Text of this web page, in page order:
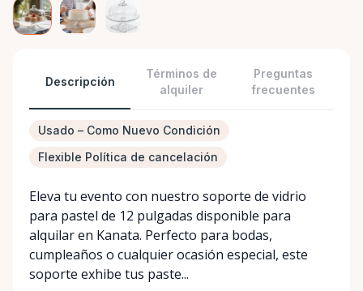
Descripción
Términos de
alquiler
Preguntas
frecuentes
Usado – Como Nuevo Condición
Flexible Política de cancelación
Eleva tu evento con nuestro soporte de vidrio
para pastel de 12 pulgadas disponible para
alquilar en Kanata. Perfecto para bodas,
cumpleaños o cualquier ocasión especial, este
soporte exhibe tus paste...